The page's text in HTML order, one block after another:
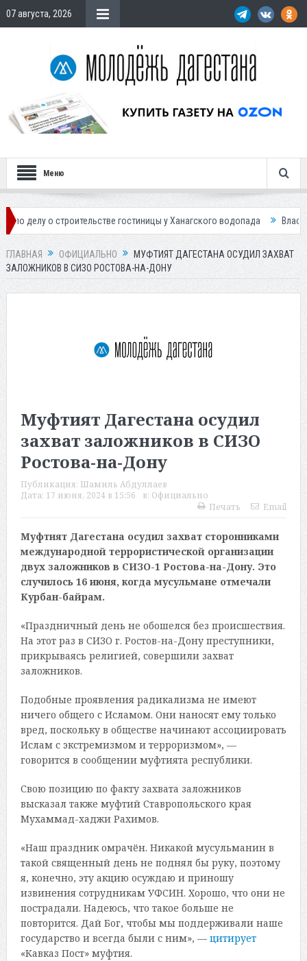
07 августа, 2026
Меню
строительстве гостиницы у Ханагского водопада Власти
ГЛАВНАЯ ОФИЦИАЛЬНО
МУФТИЯТ ДАГЕСТАНА ОСУДИЛ ЗАХВАТ
ЗАЛОЖНИКОВ В СИЗО РОСТОВА-НА-ДОНУ
Муфтият Дагестана осудил
захват заложников в СИЗО
Ростова-на-Дону
Публикация: Шамиль Абдуллаев
Дата: 17 июня, 2024 в 15:56 в: Официально
Печать
Email
Муфтият Дагестана осудил захват сторонниками
международной террористической организации
двух заложников в СИЗО-1 Ростова-на-Дону. Это
случилось 16 июня, когда мусульмане отмечали
Курбан-байрам.
«Праздничный день не обошелся без происшествия.
На этот раз в СИЗО г. Ростов-на-Дону преступники,
прикрываясь религией, совершили захват
заложников.
Подобные проявления радикализма не имеют
ничего общего с Исламом. Они наносят ему только
вред, поскольку в обществе начинают ассоциировать
Ислам с экстремизмом и терроризмом», —
говорится в сообщении муфтията республики.
Свою позицию по факту захвата заложников
высказал также муфтий Ставропольского края
Мухаммад-хаджи Рахимов.
«Наш праздник омрачён. Никакой мусульманин в
такой священный день не поднял бы руку, поэтому
я, конечно, эту акцию осуждаю и приношу
извинения сотрудникам УФСИН. Хорошо, что они не
пострадали. Надеюсь, что такое больше не
повторится. Дай Бог, чтобы мы поддерживали наше
государство и всегда были с ним», — цитирует
«Кавказ Пост» муфтия.